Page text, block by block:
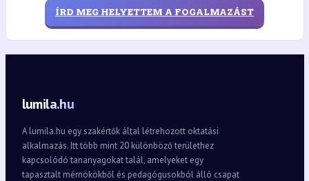
ÍRD MEG HELYETTEM A FOGALMAZÁST
lumila.hu
A lumila.hu egy szakértők által létrehozott oktatási
alkalmazás. Itt több mint 20 különböző területhez
kapcsolódó tananyagokat talál, amelyeket egy
tapasztalt mérnökökből és pedagógusokból álló csapat